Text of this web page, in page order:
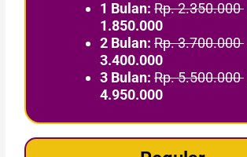
1 Bulan: Rp. 2.350.000
1.850.000
2 Bulan: Rp. 3.700.000
3.400.000
3 Bulan: Rp. 5.500.000
4.950.000